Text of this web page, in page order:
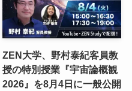
ZEN大学、野村泰紀客員教
授の特別授業『宇宙論概観
2026』を8月4日に一般公開